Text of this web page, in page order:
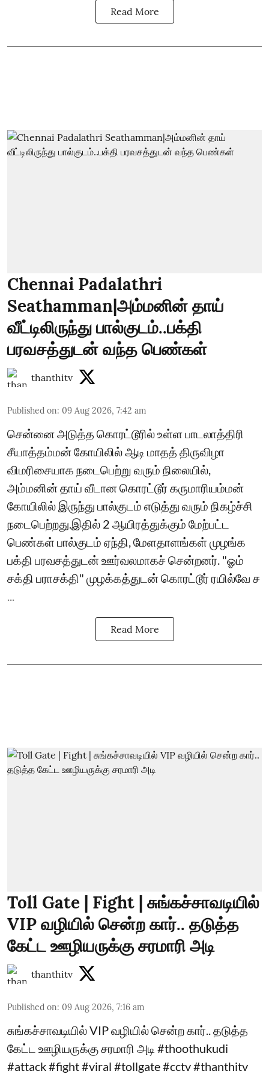
Read More
Chennai Padalathri
Seathamman|அம்மனின் தாய்
வீட்டிலிருந்து பால்குடம்..பக்தி
பரவசத்துடன் வந்த பெண்கள்
thanthitv
Published on: 09 Aug 2026, 7:42 am
சென்னை அடுத்த கொரட்டூரில் உள்ள பாடலாத்திரி
சீயாத்தம்மன் கோயிலில் ஆடி மாதத் திருவிழா
விமரிசையாக நடைபெற்று வரும் நிலையில்,
அம்மனின் தாய் வீடான கொரட்டூர் கருமாரியம்மன்
கோயிலில் இருந்து பால்குடம் எடுத்து வரும் நிகழ்ச்சி
நடைபெற்றது.இதில் 2 ஆயிரத்துக்கும் மேற்பட்ட
பெண்கள் பால்குடம் ஏந்தி, மேளதாளங்கள் முழங்க
பக்தி பரவசத்துடன் ஊர்வலமாகச் சென்றனர். "ஓம்
சக்தி பராசக்தி" முழக்கத்துடன் கொரட்டூர் ரயில்வே ச
...
Read More
Toll Gate | Fight | சுங்கச்சாவடியில்
VIP வழியில் சென்ற கார்.. தடுத்த
கேட்ட ஊழியருக்கு சரமாரி அடி
thanthitv
Published on: 09 Aug 2026, 7:16 am
சுங்கச்சாவடியில் VIP வழியில் சென்ற கார்.. தடுத்த
கேட்ட ஊழியருக்கு சரமாரி அடி #thoothukudi
#attack #fight #viral #tollgate #cctv #thanthitv